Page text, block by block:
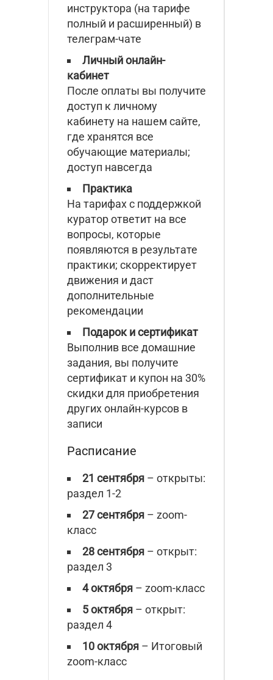
инструктора (на тарифе
полный и расширенный) в
телеграм-чате
Личный онлайн-
кабинет
После оплаты вы получите
доступ к личному
кабинету на нашем сайте,
где хранятся все
обучающие материалы;
доступ навсегда
Практика
На тарифах с поддержкой
куратор ответит на все
вопросы, которые
появляются в результате
практики; скорректирует
движения и даст
дополнительные
рекомендации
Подарок и сертификат
Выполнив все домашние
задания, вы получите
сертификат и купон на 30%
скидки для приобретения
других онлайн-курсов в
записи
Расписание
21 сентября – открыты:
раздел 1-2
27 сентября – zoom-
класс
28 сентября – открыт:
раздел 3
4 октября – zoom-класс
5 октября – открыт:
раздел 4
10 октября – Итоговый
zoom-класс